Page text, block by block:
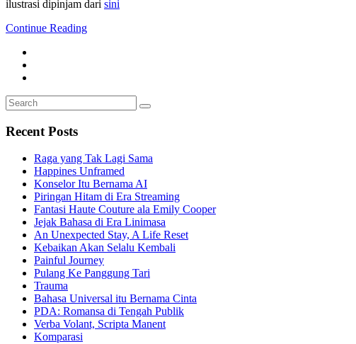
ilustrasi dipinjam dari sini
Continue Reading
Search
for:
Search
Recent Posts
Raga yang Tak Lagi Sama
Happines Unframed
Konselor Itu Bernama AI
Piringan Hitam di Era Streaming
Fantasi Haute Couture ala Emily Cooper
Jejak Bahasa di Era Linimasa
An Unexpected Stay, A Life Reset
Kebaikan Akan Selalu Kembali
Painful Journey
Pulang Ke Panggung Tari
Trauma
Bahasa Universal itu Bernama Cinta
PDA: Romansa di Tengah Publik
Verba Volant, Scripta Manent
Komparasi